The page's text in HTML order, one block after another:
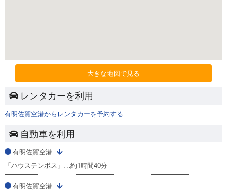
大きな地図で見る
レンタカーを利用
有明佐賀空港からレンタカーを予約する
自動車を利用
有明佐賀空港
「ハウステンボス」…約1時間40分
有明佐賀空港